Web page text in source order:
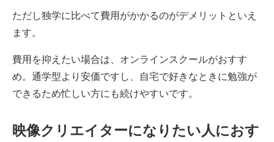
ただし独学に比べて費用がかかるのがデメリットといえ
ます。
費用を抑えたい場合は、オンラインスクールがおすす
め。通学型より安価ですし、自宅で好きなときに勉強が
できるため忙しい方にも続けやすいです。
映像クリエイターになりたい人におす